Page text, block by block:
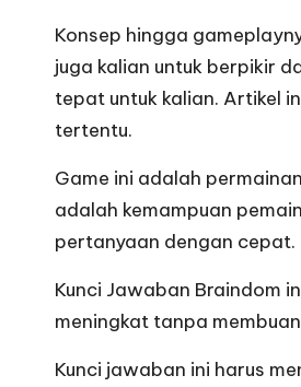
Konsep hingga
juga kalian untuk berpikir
tepat untuk kalian. Artikel
tertentu.
Game ini adalah
adalah kemampuan
pertanyaan dengan cepat.
Kunci Jawaban Braindom
meningkat tanpa
Kunci jawaban ini harus